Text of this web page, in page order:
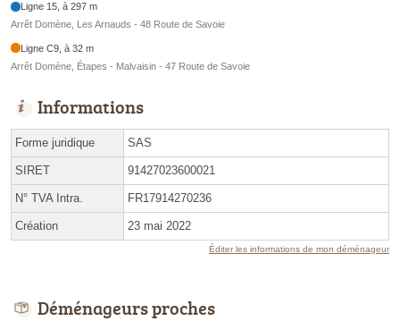
Ligne 15, à 297 m
Arrêt Domène, Les Arnauds - 48 Route de Savoie
Ligne C9, à 32 m
Arrêt Domène, Étapes - Malvaisin - 47 Route de Savoie
Informations
Forme juridique SAS
SIRET 91427023600021
N° TVA Intra. FR17914270236
Création 23 mai 2022
Éditer les informations de mon déménageur
Déménageurs proches